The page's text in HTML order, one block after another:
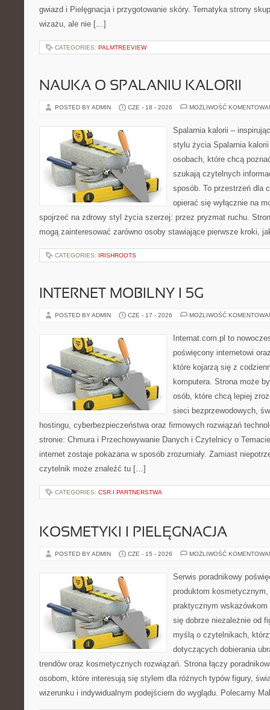
gwiazd i Pielęgnacja i przygotowanie skóry. Tematyka strony
wizażu, ale nie […]
CATEGORIES: PALMTREEVIEW
NAUKA O SPALANIU KALORII
POSTED BY ADMIN CZE - 18 - 2026 MOŻLIWOŚĆ
Spalarnia kalorii –
stylu życia Spalarnia
osobach, które chcą
szukają czytelnych
sposób. To przestrzeń dla
opierać się wyłącznie na
spojrzeć na zdrowy styl życia szerzej: przez pryzmat ruchu.
mogą zainteresować zarówno osoby stawiające pierwsze kroki,
CATEGORIES: IRISHROOTS
INTERNET MOBILNY I 5G
POSTED BY ADMIN CZE - 17 - 2026 MOŻLIWOŚĆ
Internat.com.pl to
poświęcony internetowi
które kojarzą się z
komputera. Strona może
osób, które chcą lepiej
sieci bezprzewodowych,
hostingu, cyberbezpieczeństwa oraz firmowych rozwiązań
stronie: Chmura i Przechowywanie Danych i Czytelnicy o
internet zostaje pokazana w sposób zrozumiały. Zamiast
czytelnik może znaleźć tu […]
CATEGORIES: CSR I PARTNERSTWA
KOSMETYKI I PIELĘGNACJA
POSTED BY ADMIN CZE - 15 - 2026 MOŻLIWOŚĆ
Serwis poradnikowy
produktom
praktycznym
się dobrze niezależnie od
myślą o czytelnikach,
dotyczących dobierania
trendów oraz kosmetycznych rozwiązań. Strona łączy
osobom, które interesują się stylem dla różnych typów figury,
wizerunku i indywidualnym podejściem do wyglądu. Polecamy